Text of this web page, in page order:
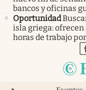
bancos y oficinas
Oportunidad
isla griega:
horas de trabajo